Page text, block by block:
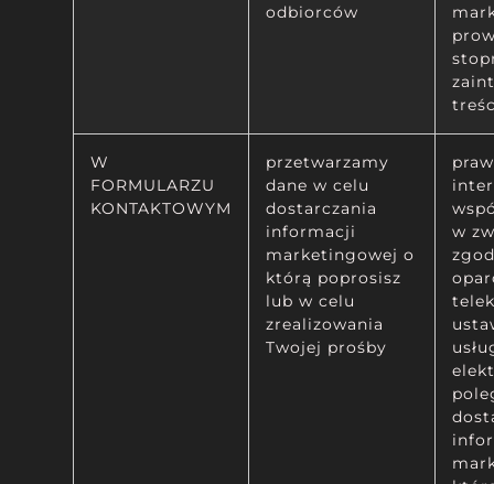
odbiorców
W
FORMULARZU
KONTAKTOWYM
przetwarzamy
dane w celu
dostarczania
informacji
marketingowej o
którą poprosisz
lub w celu
zrealizowania
Twojej prośby
w